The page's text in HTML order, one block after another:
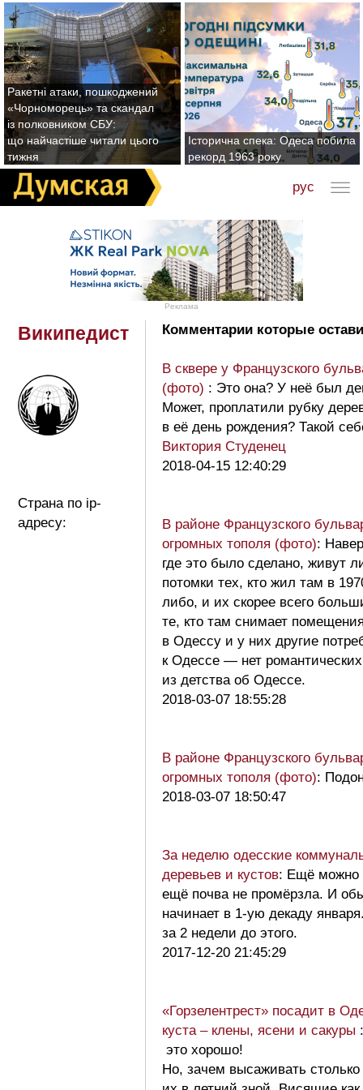
Ракетні атаки, пошкоджений
«Чорноморець» та скандал
із полковником СБУ:
що найчастіше читали цього
тижня
Історична спека: Одеса побила
рекорд 1963 року
рус
Реклама
Википедист
Страна по ip-
адресу:
Комментарии которые
В сквере у Французского
(фото) : Это она? У неё был
Может, проплатили рубку
в её день рождения? Такой
Виктория Студенец
2018-04-15 12:40:29
В районе Французского
огромных тополя (фото):
где это было сделано, живут
потомки тех, кто жил там в
либо, и их скорее всего
те, кто там снимает
в Одессу и у них другие
к Одессе — нет
из детства об Одессе.
2018-03-07 18:55:28
В районе Французского
огромных тополя (фото):
2018-03-07 18:50:47
За неделю одесские
деревьев и кустов: Ещё можно
ещё почва не промёрзла. И
начинает в 1-ую декаду
за 2 недели до этого.
2017-12-20 21:45:29
«Горзелентрест» посадит в
куста – клены, ясени и сакуры
это хорошо!
Но, зачем высаживать